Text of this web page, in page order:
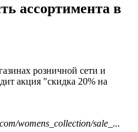
ассортимента в
розничной сети и
акция "скидка 20% на
womens_collection/sale_...